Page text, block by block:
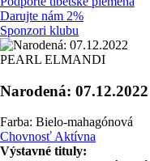
Darujte nám 2%
Sponzori klubu
PEARL ELMANDI
Narodená: 07.12.2022
Farba: Bielo-mahagónová
Chovnosť Aktívna
Výstavné tituly: